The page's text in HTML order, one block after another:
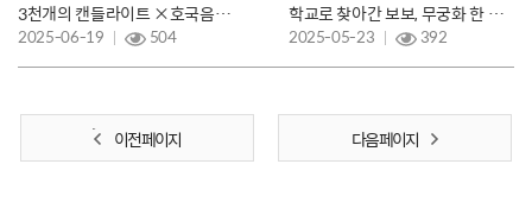
3천개의 캔들라이트 ×호국음악회 📽
2025-06-19 504
학교로 찾아간 보보, 무궁화 한 송이에 피어나는 나라사랑
2025-05-23 392
이전 페이지 다음 페이지